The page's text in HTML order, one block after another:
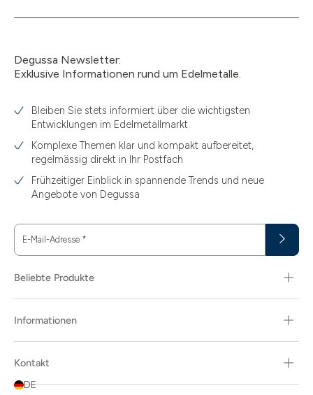
3.05
3.11
3.12
3.44
3.58
3.66
30
Degussa Newsletter:
Exklusive Informationen rund um Edelmetalle.
Bleiben Sie stets informiert über die wichtigsten
Entwicklungen im Edelmetallmarkt
Komplexe Themen klar und kompakt aufbereitet,
regelmässig direkt in Ihr Postfach
Frühzeitiger Einblick in spannende Trends und neue
Angebote von Degussa
E-Mail-Adresse *
Beliebte Produkte
Informationen
Kontakt
DE